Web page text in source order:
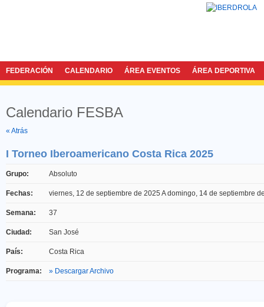
FEDERACIÓN CALENDARIO ÁREA EVENTOS ÁREA DEPORTIVA
Calendario FESBA
« Atrás
I Torneo Iberoamericano Costa Rica 2025
Grupo: Absoluto
Fechas: viernes, 12 de septiembre de 2025 Adomingo, 14 de septiembre
Semana: 37
Ciudad: San José
País: Costa Rica
Programa: » Descargar Archivo